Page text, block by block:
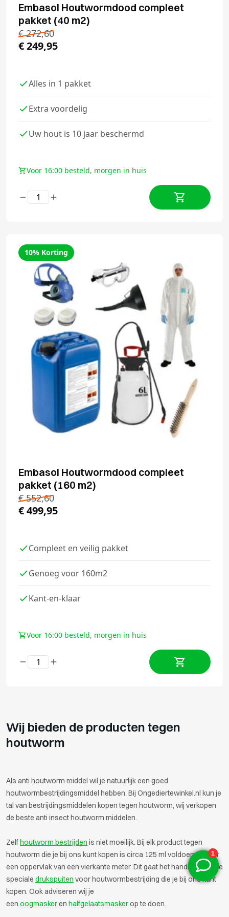
Embasol Houtwormdood compleet
pakket (40 m2)
€272,60
€249,95
Alles in 1 pakket
Extra voordelig
Uw hout is 10 jaar beschermd
Voor 16:00 besteld, morgen in huis
10% Korting
Embasol Houtwormdood compleet
pakket (160 m2)
€552,60
€499,95
Compleet en veilig pakket
Genoeg voor 160m2
Kant-en-klaar
Voor 16:00 besteld, morgen in huis
Wij bieden de producten tegen
houtworm
Als anti houtworm middel wil je natuurlijk een goed
houtwormbestrijdingsmiddel hebben. Bij Ongediertewinkel.nl kun je
tal van bestrijdingsmiddelen kopen tegen houtworm, wij verkopen
de beste anti insect houtworm middelen.
Zelfhoutworm bestrijden is niet moeilijk. Bij elk product tegen
houtworm die je bij ons kunt kopen is circa 125 ml voldoende voor
een oppervlak van een vierkante meter. Dit gaat het handigst met de
speciale drukspuiten voor houtwormbestrijding die je bij ons kunt
kopen. Ook adviseren wij je
een oogmaskeren halfgelaatsmaskerop te doen.